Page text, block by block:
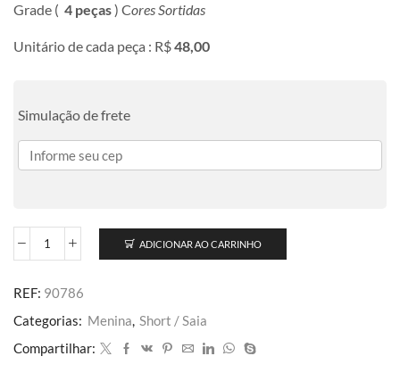
Grade ( 4 peças) Cores Sortidas
Unitário de cada peça : R$48,00
Simulação de frete
ADICIONAR AO CARRINHO
REF: 90786
Categorias: Menina, Short / Saia
Compartilhar: